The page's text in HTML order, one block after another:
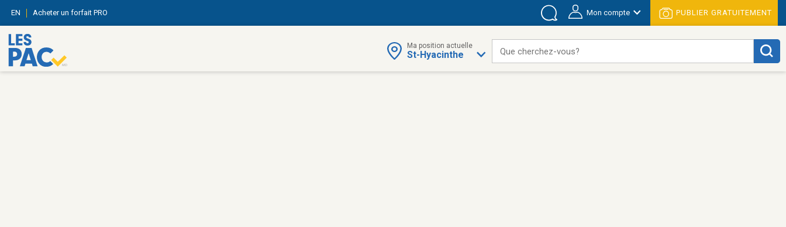
EN Acheter un forfait PRO Mon compte PUBLIER GRATUITEMENT
Ma position actuelle
St-Hyacinthe Que cherchez-vous?